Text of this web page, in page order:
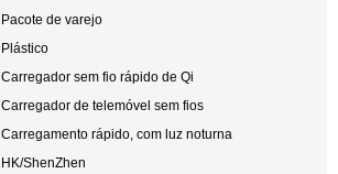
Pacote de varejo
Plástico
Carregador sem fio rápido de Qi
Carregador de telemóvel sem fios
Carregamento rápido, com luz noturna
HK/ShenZhen